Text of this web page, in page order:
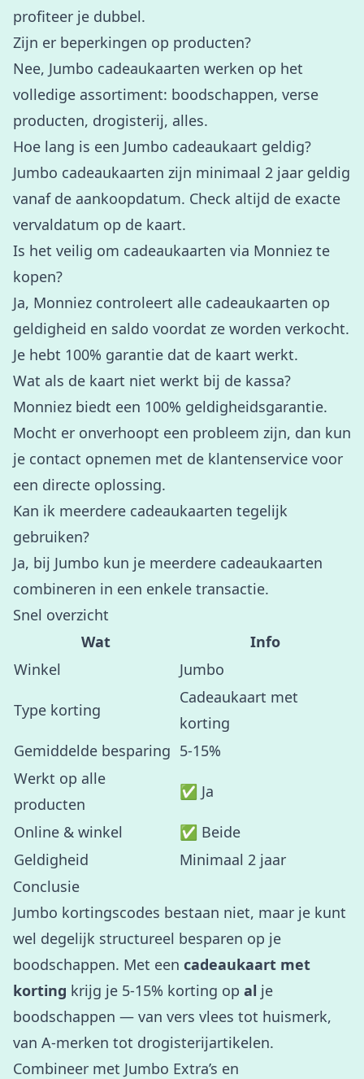
profiteer je dubbel.
Zijn er beperkingen op producten?
Nee, Jumbo cadeaukaarten werken op het
volledige assortiment: boodschappen, verse
producten, drogisterij, alles.
Hoe lang is een Jumbo cadeaukaart geldig?
Jumbo cadeaukaarten zijn minimaal 2 jaar geldig
vanaf de aankoopdatum. Check altijd de exacte
vervaldatum op de kaart.
Is het veilig om cadeaukaarten via Monniez te
kopen?
Ja, Monniez controleert alle cadeaukaarten op
geldigheid en saldo voordat ze worden verkocht.
Je hebt 100% garantie dat de kaart werkt.
Wat als de kaart niet werkt bij de kassa?
Monniez biedt een 100% geldigheidsgarantie.
Mocht er onverhoopt een probleem zijn, dan kun
je contact opnemen met de klantenservice voor
een directe oplossing.
Kan ik meerdere cadeaukaarten tegelijk
gebruiken?
Ja, bij Jumbo kun je meerdere cadeaukaarten
combineren in een enkele transactie.
Snel overzicht
Wat
Info
Winkel
Jumbo
Type korting
Cadeaukaart met
korting
Gemiddelde besparing 5-15%
Werkt op alle
producten
✅ Ja
Online & winkel
✅ Beide
Geldigheid
Minimaal 2 jaar
Conclusie
Jumbo kortingscodes bestaan niet, maar je kunt
wel degelijk structureel besparen op je
boodschappen. Met een cadeaukaart met
korting krijg je 5-15% korting op al je
boodschappen — van vers vlees tot huismerk,
van A-merken tot drogisterijartikelen.
Combineer met Jumbo Extra’s en